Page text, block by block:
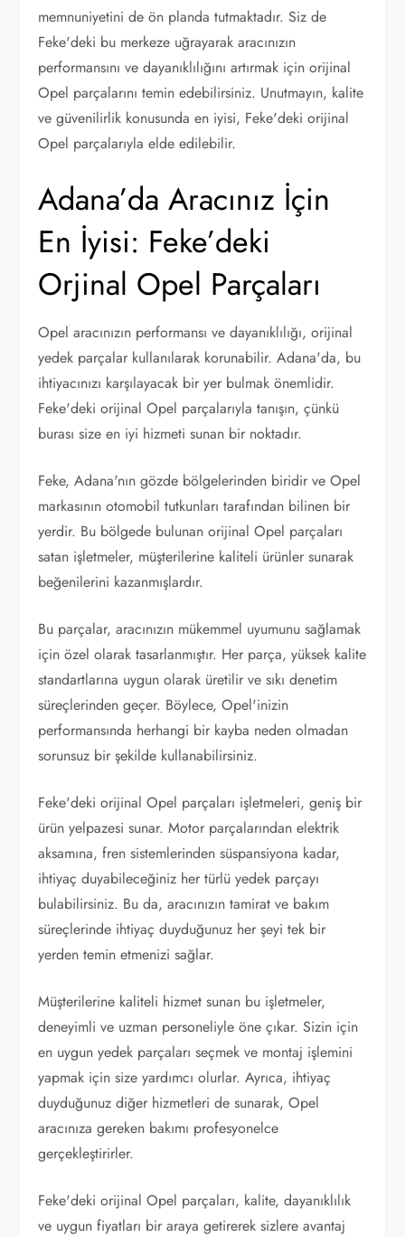
memnuniyetini de ön planda tutmaktadır. Siz de
Feke'deki bu merkeze uğrayarak aracınızın
performansını ve dayanıklılığını artırmak için orijinal
Opel parçalarını temin edebilirsiniz. Unutmayın, kalite
ve güvenilirlik konusunda en iyisi, Feke'deki orijinal
Opel parçalarıyla elde edilebilir.
Adana’da Aracınız İçin
En İyisi: Feke’deki
Orjinal Opel Parçaları
Opel aracınızın performansı ve dayanıklılığı, orijinal
yedek parçalar kullanılarak korunabilir. Adana'da, bu
ihtiyacınızı karşılayacak bir yer bulmak önemlidir.
Feke'deki orijinal Opel parçalarıyla tanışın, çünkü
burası size en iyi hizmeti sunan bir noktadır.
Feke, Adana'nın gözde bölgelerinden biridir ve Opel
markasının otomobil tutkunları tarafından bilinen bir
yerdir. Bu bölgede bulunan orijinal Opel parçaları
satan işletmeler, müşterilerine kaliteli ürünler sunarak
beğenilerini kazanmışlardır.
Bu parçalar, aracınızın mükemmel uyumunu sağlamak
için özel olarak tasarlanmıştır. Her parça, yüksek kalite
standartlarına uygun olarak üretilir ve sıkı denetim
süreçlerinden geçer. Böylece, Opel'inizin
performansında herhangi bir kayba neden olmadan
sorunsuz bir şekilde kullanabilirsiniz.
Feke'deki orijinal Opel parçaları işletmeleri, geniş bir
ürün yelpazesi sunar. Motor parçalarından elektrik
aksamına, fren sistemlerinden süspansiyona kadar,
ihtiyaç duyabileceğiniz her türlü yedek parçayı
bulabilirsiniz. Bu da, aracınızın tamirat ve bakım
süreçlerinde ihtiyaç duyduğunuz her şeyi tek bir
yerden temin etmenizi sağlar.
Müşterilerine kaliteli hizmet sunan bu işletmeler,
deneyimli ve uzman personeliyle öne çıkar. Sizin için
en uygun yedek parçaları seçmek ve montaj işlemini
yapmak için size yardımcı olurlar. Ayrıca, ihtiyaç
duyduğunuz diğer hizmetleri de sunarak, Opel
aracınıza gereken bakımı profesyonelce
gerçekleştirirler.
Feke'deki orijinal Opel parçaları, kalite, dayanıklılık
ve uygun fiyatları bir araya getirerek sizlere avantaj